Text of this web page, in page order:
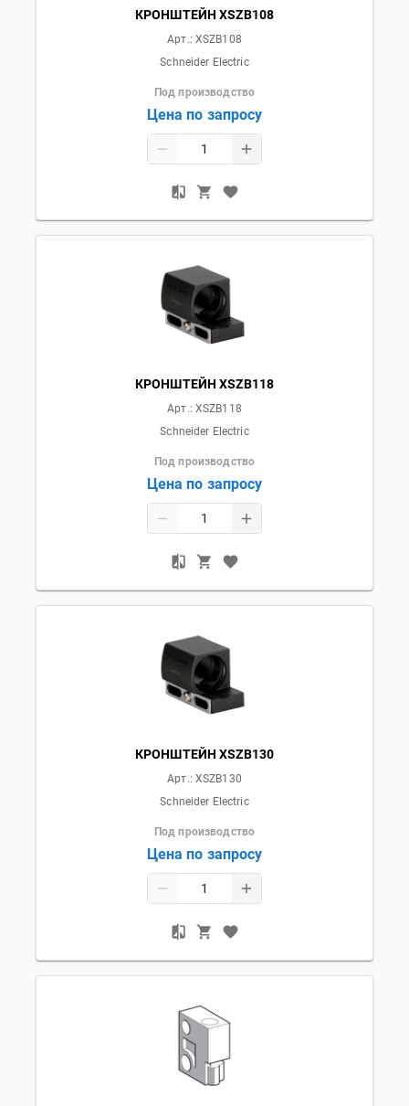
КРОНШТЕЙН XSZB108
Арт.: XSZB108
Schneider Electric
Под производство
Цена по запросу
КРОНШТЕЙН XSZB118
Арт.: XSZB118
Schneider Electric
Под производство
Цена по запросу
КРОНШТЕЙН XSZB130
Арт.: XSZB130
Schneider Electric
Под производство
Цена по запросу